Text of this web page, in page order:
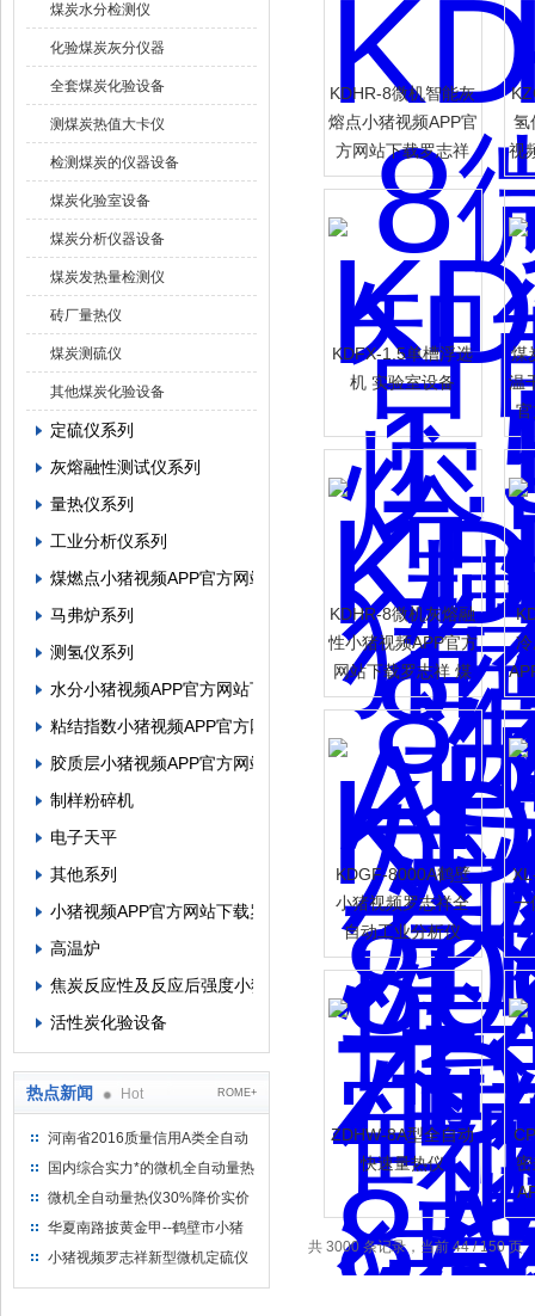
煤炭水分检测仪
化验煤炭灰分仪器
全套煤炭化验设备
测煤炭热值大卡仪
检测煤炭的仪器设备
煤炭化验室设备
煤炭分析仪器设备
煤炭发热量检测仪
砖厂量热仪
煤炭测硫仪
其他煤炭化验设备
定硫仪系列
灰熔融性测试仪系列
量热仪系列
工业分析仪系列
煤燃点小猪视频APP官方网站下载罗志祥
马弗炉系列
测氢仪系列
水分小猪视频APP官方网站下载罗志祥系列
粘结指数小猪视频APP官方网站下载罗志祥系列
胶质层小猪视频APP官方网站下载罗志祥系列
制样粉碎机
电子天平
其他系列
小猪视频APP官方网站下载罗志祥
高温炉
焦炭反应性及反应后强度小猪视频APP官方网站下载罗志祥
活性炭化验设备
热点新闻 Hot ROME+
河南省2016质量信用A类全自动
量热仪
国内综合实力*的微机全自动量热
仪制造企业
微机全自动量热仪30%降价实价
出售
华夏南路披黄金甲--鹤壁市小猪
视频罗志祥仪器仪表有限公司
小猪视频罗志祥新型微机定硫仪
KDHR-8微机智能灰
熔点小猪视频APP官
方网站下载罗志祥
氢
视
KDFX-1.5单槽浮选
机 实验室设备
煤
温
KDHR-8微机灰熔融
性小猪视频APP官方
网站下载罗志祥 煤
炭灰熔点检测仪
志
KDGF-8000A鹤壁
小猪视频罗志祥全
自动工业分析仪
一
ZDHW-8A型全自动
快速量热仪
共 3000 条记录，当前 44 / 150 页